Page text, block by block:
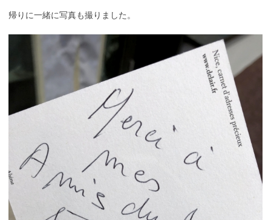
帰りに一緒に写真も撮りました。